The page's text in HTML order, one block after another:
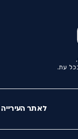
עת.
לאתר העירייה